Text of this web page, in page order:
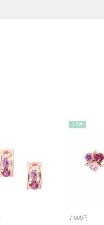
NEW
7,000円